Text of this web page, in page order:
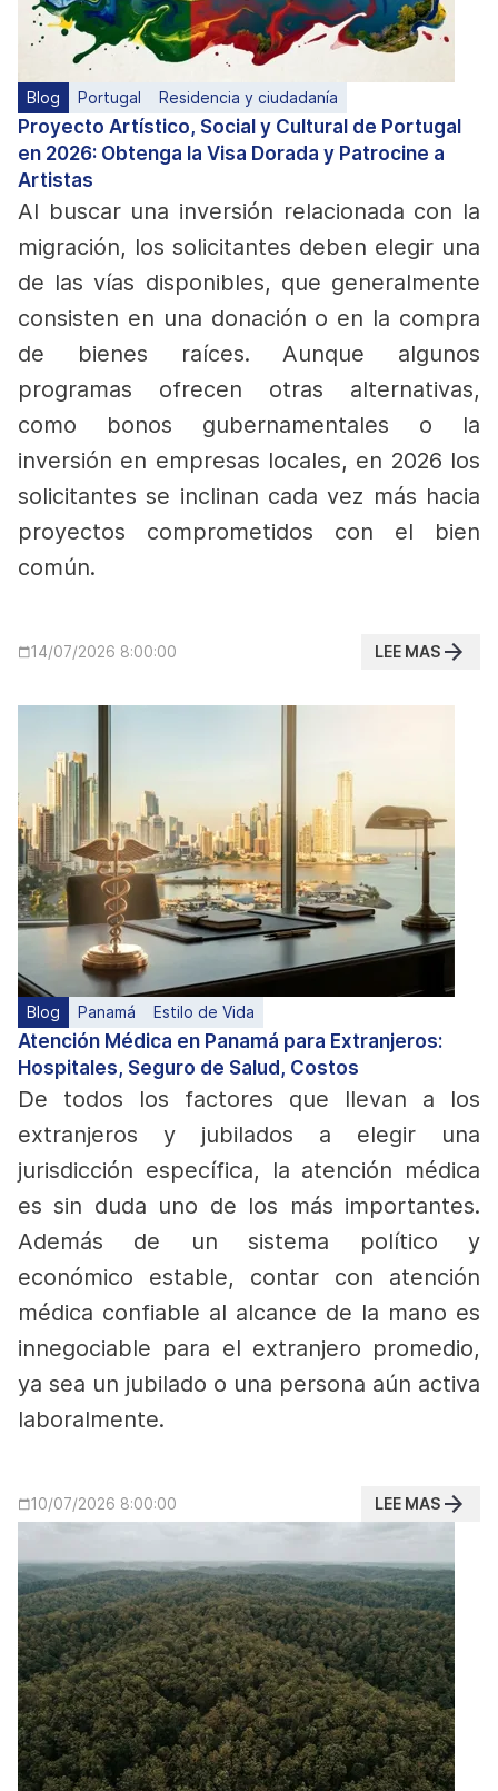
Blog Portugal Residencia y ciudadanía
Proyecto Artístico, Social y Cultural de Portugal
en 2026: Obtenga la Visa Dorada y Patrocine a
Artistas
Al buscar una inversión relacionada con la
migración, los solicitantes deben elegir una
de las vías disponibles, que generalmente
consisten en una donación o en la compra
de bienes raíces. Aunque algunos
programas ofrecen otras alternativas,
como bonos gubernamentales o la
inversión en empresas locales, en 2026 los
solicitantes se inclinan cada vez más hacia
proyectos comprometidos con el bien
común.
14/07/2026 8:00:00 LEE MAS
Blog Panamá Estilo de Vida
Atención Médica en Panamá para Extranjeros:
Hospitales, Seguro de Salud, Costos
De todos los factores que llevan a los
extranjeros y jubilados a elegir una
jurisdicción específica, la atención médica
es sin duda uno de los más importantes.
Además de un sistema político y
económico estable, contar con atención
médica confiable al alcance de la mano es
innegociable para el extranjero promedio,
ya sea un jubilado o una persona aún activa
laboralmente.
10/07/2026 8:00:00 LEE MAS